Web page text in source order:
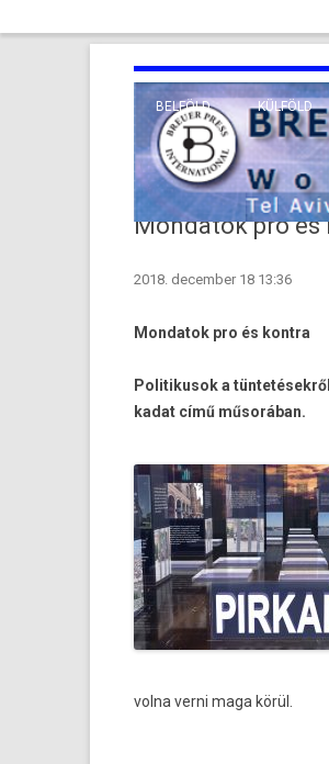
BELFÖLD KÜLFÖLD
TENGERENTÚL
VALLÁS
Mondatok pro és
2018. december 18 13:36
Mon­datok pro és kontra
Politikusok a
kadat című műsorában.
volna verni maga körül.